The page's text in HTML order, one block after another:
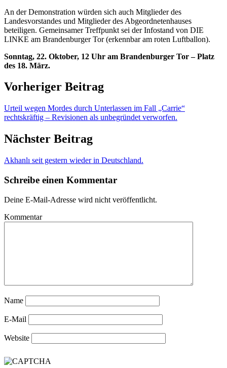
An der Demonstration würden sich auch Mitglieder des
Landesvorstandes und Mitglieder des Abgeordnetenhauses
beteiligen. Gemeinsamer Treffpunkt sei der Infostand von DIE
LINKE am Brandenburger Tor (erkennbar am roten Luftballon).
Sonntag, 22. Oktober, 12 Uhr am Brandenburger Tor – Platz
des 18. März.
Vorheriger Beitrag
Urteil wegen Mordes durch Unterlassen im Fall „Carrie“
rechtskräftig – Revisionen als unbegründet verworfen.
Nächster Beitrag
Akhanlı seit gestern wieder in Deutschland.
Schreibe einen Kommentar
Deine E-Mail-Adresse wird nicht veröffentlicht.
Kommentar
Name
E-Mail
Website